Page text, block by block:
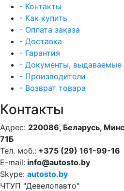
- Контакты
- Как купить
- Оплата заказа
- Доставка
- Гарантия
- Документы, выдаваемые
- Производители
- Возврат товара
Контакты
Адрес: 220086, Беларусь,
71Б
Тел. моб.: +375 (29) 161-99-16
E-mail: info@autosto.by
Skype: autosto.by
ЧТУП "Девелопавто"